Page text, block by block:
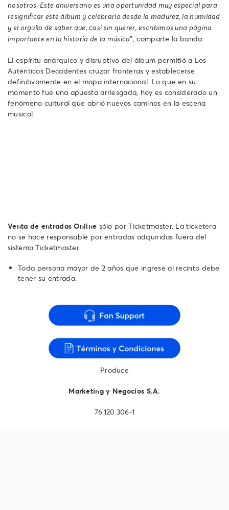
nosotros. Este aniversario es una oportunidad muy especial para
resignificar este álbum y celebrarlo desde la madurez, la humildad
y el orgullo de saber que, casi sin querer, escribimos una página
importante en la historia de la música”, comparte la banda.
El espíritu anárquico y disruptivo del álbum permitió a Los
Auténticos Decadentes cruzar fronteras y establecerse
definitivamente en el mapa internacional. Lo que en su
momento fue una apuesta arriesgada, hoy es considerado un
fenómeno cultural que abrió nuevos caminos en la escena
musical.
Venta de entradas Online sólo por Ticketmaster. La ticketera
no se hace responsable por entradas adquiridas fuera del
sistema Ticketmaster.
Toda persona mayor de 2 años que ingrese al recinto debe
tener su entrada.
Produce
Marketing y Negocios S.A.
76.120.306-1